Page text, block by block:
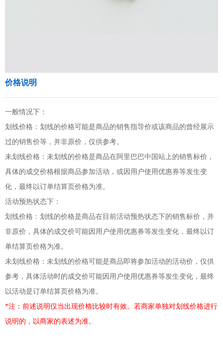
价格说明
一般情况下：
划线价格：划线的价格可能是商品的销售指导价或该商品的曾经展示
过的销售价等，并非原价，仅供参考。
未划线价格：未划线的价格是商品在阿里巴巴中国站上的销售标价，
具体的成交价格根据商品参加活动，或因用户使用优惠券等发生变
化，最终以订单结算页价格为准。
活动预热状态下：
划线价格：划线的价格是商品在目前活动预热状态下的销售标价，并
非原价，具体的成交价可能因用户使用优惠券等发生变化，最终以订
单结算页价格为准。
未划线价格：未划线的价格可能是商品即将参加活动的活动价，仅供
参考，具体活动时的成交价可能因用户使用优惠券等发生变化，最终
以活动是订单结算页价格为准。
*注：前述说明仅当出现价格比较时有效。若商家单独对划线价格进行
说明的，以商家的表述为准。